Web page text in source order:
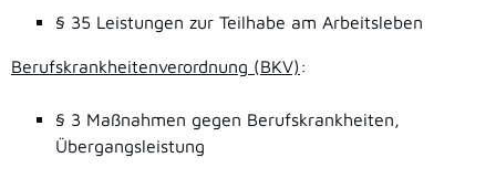
§ 35 Leistungen zur Teilhabe am Arbeitsleben
Berufskrankheitenverordnung (BKV) :
§ 3 Maßnahmen gegen Berufskrankheiten,
Übergangsleistung